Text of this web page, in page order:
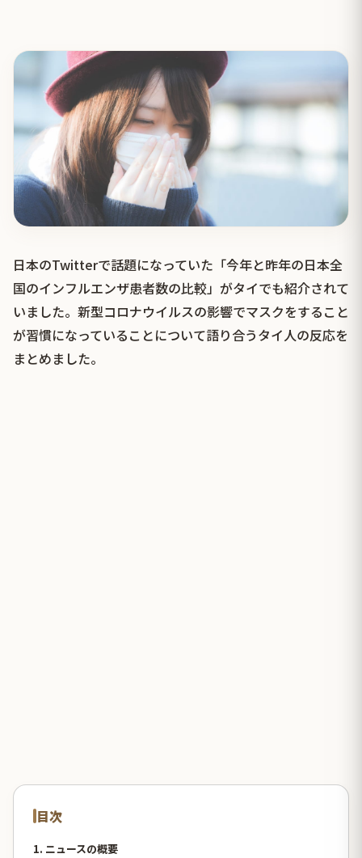
日本のTwitterで話題になっていた「今年と昨年の日本全
国のインフルエンザ患者数の比較」がタイでも紹介されて
いました。新型コロナウイルスの影響でマスクをすること
が習慣になっていることについて語り合うタイ人の反応を
まとめました。
目次
1. ニュースの概要